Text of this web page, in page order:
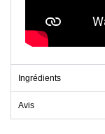
Ingrédients
Avis